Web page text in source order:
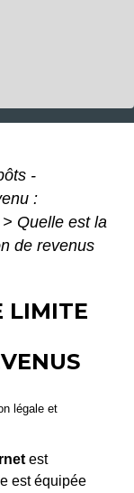
-
:
> Quelle est la
de revenus
LIMITE
légale et
est
est équipée